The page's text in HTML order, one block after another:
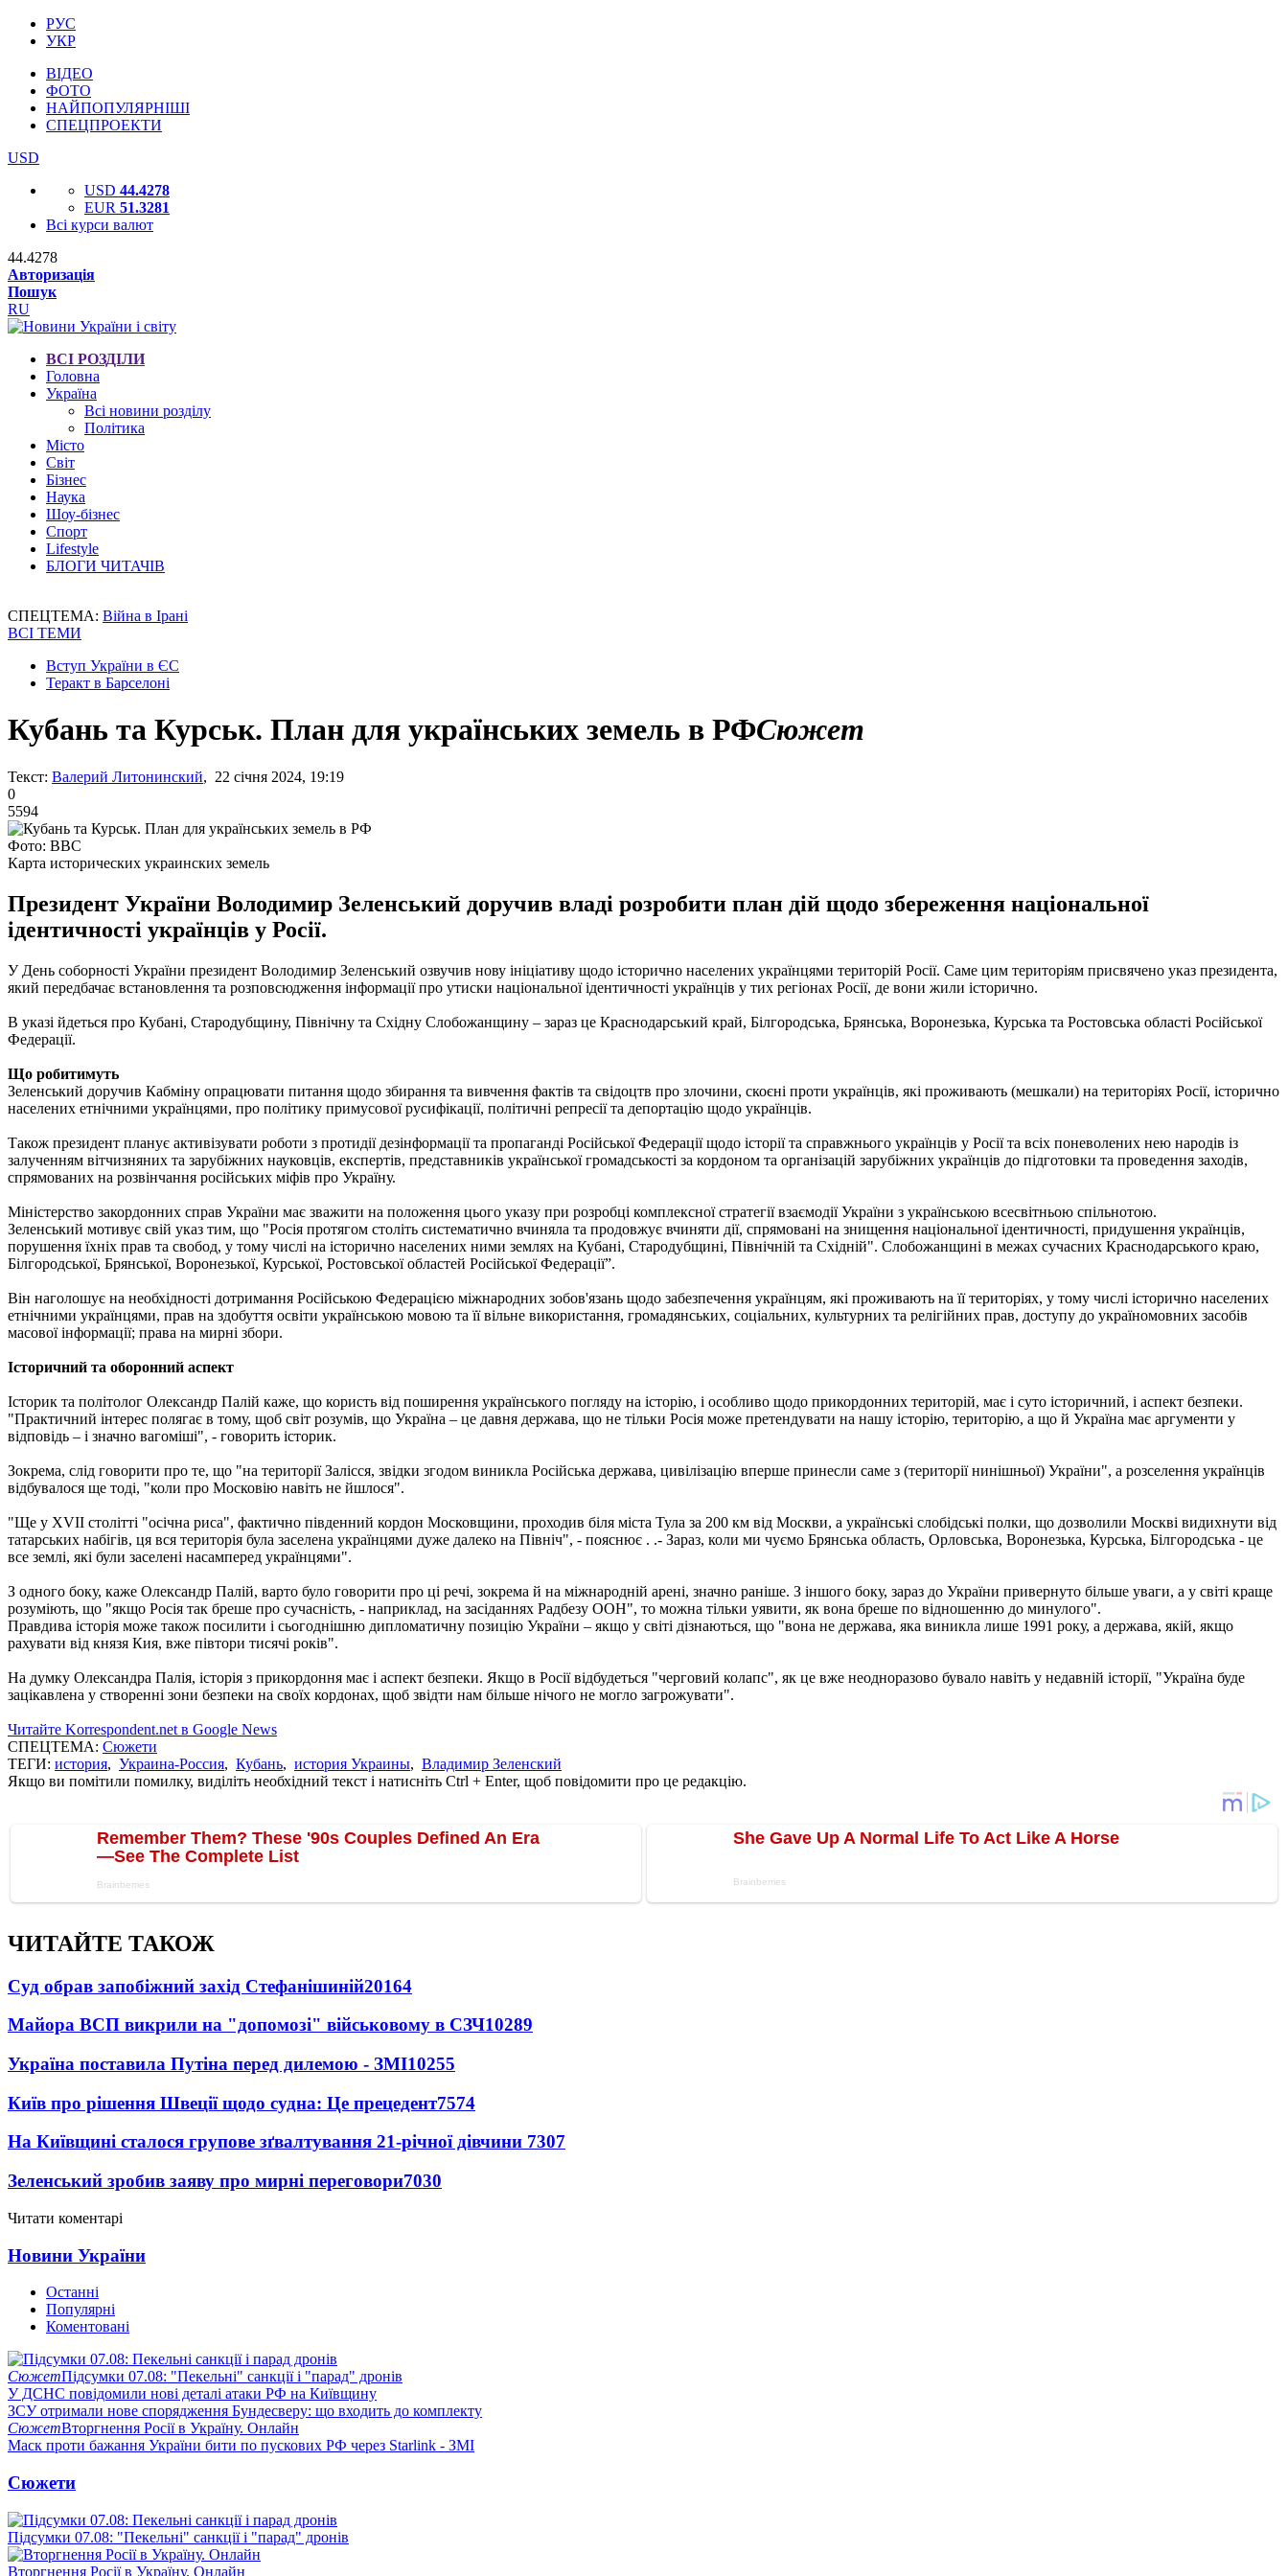
РУС
УКР
ВІДЕО
ФОТО
НАЙПОПУЛЯРНІШІ
СПЕЦПРОЕКТИ
USD
USD 44.4278
EUR 51.3281
Всі курси валют
44.4278
Авторизація
Пошук
RU
ВСІ РОЗДІЛИ
Головна
Україна
Всі новини розділу
Політика
Місто
Світ
Бізнес
Наука
Шоу-бізнес
Спорт
Lifestyle
БЛОГИ ЧИТАЧІВ
СПЕЦТЕМА: Війна в Ірані
ВСІ ТЕМИ
Вступ України в ЄС
Теракт в Барселоні
Кубань та Курськ. План для українських земель в РФСюжет
Текст: Валерий Литонинский, 22 січня 2024, 19:19
0
5594
Фото: BBC
Карта исторических украинских земель
Президент України Володимир Зеленський доручив владі розробити план дій щодо збереження національної
ідентичності українців у Росії.
У День соборності України президент Володимир Зеленський озвучив нову ініціативу щодо історично населених українцями територій Росії. Саме цим територіям присвячено указ президента,
який передбачає встановлення та розповсюдження інформації про утиски національної ідентичності українців у тих регіонах Росії, де вони жили історично.
В указі йдеться про Кубані, Стародубщину, Північну та Східну Слобожанщину – зараз це Краснодарський край, Білгородська, Брянська, Воронезька, Курська та Ростовська області Російської
Федерації.
Що робитимуть
Зеленський доручив Кабміну опрацювати питання щодо збирання та вивчення фактів та свідоцтв про злочини, скоєні проти українців, які проживають (мешкали) на територіях Росії, історично
населених етнічними українцями, про політику примусової русифікації, політичні репресії та депортацію щодо українців.
Також президент планує активізувати роботи з протидії дезінформації та пропаганді Російської Федерації щодо історії та справжнього українців у Росії та всіх поневолених нею народів із
залученням вітчизняних та зарубіжних науковців, експертів, представників української громадськості за кордоном та організацій зарубіжних українців до підготовки та проведення заходів,
спрямованих на розвінчання російських міфів про Україну.
Міністерство закордонних справ України має зважити на положення цього указу при розробці комплексної стратегії взаємодії України з українською всесвітньою спільнотою.
Зеленський мотивує свій указ тим, що "Росія протягом століть систематично вчиняла та продовжує вчиняти дії, спрямовані на знищення національної ідентичності, придушення українців,
порушення їхніх прав та свобод, у тому числі на історично населених ними землях на Кубані, Стародубщині, Північній та Східній". Слобожанщині в межах сучасних Краснодарського краю,
Білгородської, Брянської, Воронезької, Курської, Ростовської областей Російської Федерації”.
Він наголошує на необхідності дотримання Російською Федерацією міжнародних зобов'язань щодо забезпечення українцям, які проживають на її територіях, у тому числі історично населених
етнічними українцями, прав на здобуття освіти українською мовою та її вільне використання, громадянських, соціальних, культурних та релігійних прав, доступу до україномовних засобів
масової інформації; права на мирні збори.
Історичний та оборонний аспект
Історик та політолог Олександр Палій каже, що користь від поширення українського погляду на історію, і особливо щодо прикордонних територій, має і суто історичний, і аспект безпеки.
"Практичний інтерес полягає в тому, щоб світ розумів, що Україна – це давня держава, що не тільки Росія може претендувати на нашу історію, територію, а що й Україна має аргументи у
відповідь – і значно вагоміші", - говорить історик.
Зокрема, слід говорити про те, що "на території Залісся, звідки згодом виникла Російська держава, цивілізацію вперше принесли саме з (території нинішньої) України", а розселення українців
відбувалося ще тоді, "коли про Московію навіть не йшлося".
"Ще у ХVII столітті "осічна риса", фактично південний кордон Московщини, проходив біля міста Тула за 200 км від Москви, а українські слобідські полки, що дозволили Москві видихнути від
татарських набігів, ця вся територія була заселена українцями дуже далеко на Північ", - пояснює . .- Зараз, коли ми чуємо Брянська область, Орловська, Воронезька, Курська, Білгородська - це
все землі, які були заселені насамперед українцями".
З одного боку, каже Олександр Палій, варто було говорити про ці речі, зокрема й на міжнародній арені, значно раніше. З іншого боку, зараз до України привернуто більше уваги, а у світі краще
розуміють, що "якщо Росія так бреше про сучасність, - наприклад, на засіданнях Радбезу ООН", то можна тільки уявити, як вона бреше по відношенню до минулого".
Правдива історія може також посилити і сьогоднішню дипломатичну позицію України – якщо у світі дізнаються, що "вона не держава, яка виникла лише 1991 року, а держава, якій, якщо
рахувати від князя Кия, вже півтори тисячі років".
На думку Олександра Палія, історія з прикордоння має і аспект безпеки. Якщо в Росії відбудеться "черговий колапс", як це вже неодноразово бувало навіть у недавній історії, "Україна буде
зацікавлена у створенні зони безпеки на своїх кордонах, щоб звідти нам більше нічого не могло загрожувати".
Читайте Korrespondent.net в Google News
СПЕЦТЕМА: Сюжети
ТЕГИ: история, Украина-Россия, Кубань, история Украины, Владимир Зеленский
Якщо ви помітили помилку, виділіть необхідний текст і натисніть Ctrl + Enter, щоб повідомити про це редакцію.
ЧИТАЙТЕ ТАКОЖ
Суд обрав запобіжний захід Стефанішиній20164
Майора ВСП викрили на "допомозі" військовому в СЗЧ10289
Україна поставила Путіна перед дилемою - ЗМІ10255
Київ про рішення Швеції щодо судна: Це прецедент7574
На Київщині сталося групове зґвалтування 21-річної дівчини 7307
Зеленський зробив заяву про мирні переговори7030
Читати коментарі
Новини України
Останні
Популярні
Коментовані
СюжетПідсумки 07.08: "Пекельні" санкції і "парад" дронів
У ДСНС повідомили нові деталі атаки РФ на Київщину
ЗСУ отримали нове спорядження Бундесверу: що входить до комплекту
СюжетВторгнення Росії в Україну. Онлайн
Маск проти бажання України бити по пускових РФ через Starlink - ЗМІ
Сюжети
Підсумки 07.08: "Пекельні" санкції і "парад" дронів
Вторгнення Росії в Україну. Онлайн